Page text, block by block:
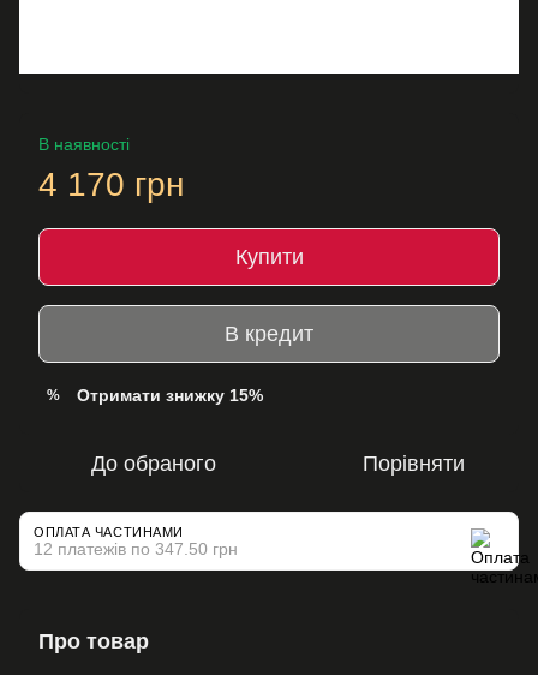
В наявності
4 170 грн
Купити
В кредит
% Отримати знижку 15%
До обраного Порівняти
ОПЛАТА ЧАСТИНАМИ
12 платежів по 347.50 грн
Про товар